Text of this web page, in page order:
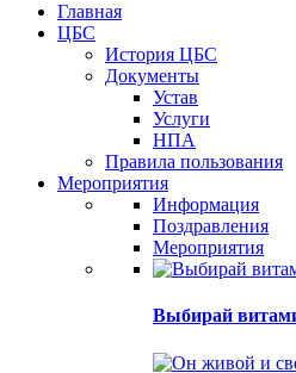
Главная
ЦБС
История ЦБС
Документы
Устав
Услуги
НПА
Правила пользования
Мероприятия
Информация
Поздравления
Мероприятия
Выбирай